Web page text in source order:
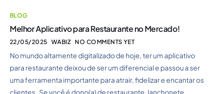
BLOG
Melhor Aplicativo para Restaurante no Mercado!
22/05/2025 WABIZ NO COMMENTS YET
No mundo altamente digitalizado de hoje, ter um aplicativo
para restaurante deixou de ser um diferencial e passou a ser
uma ferramenta importante para atrair, fidelizar e encantar os
clientes. Se você é dono(a) de restaurante, lanchonete,